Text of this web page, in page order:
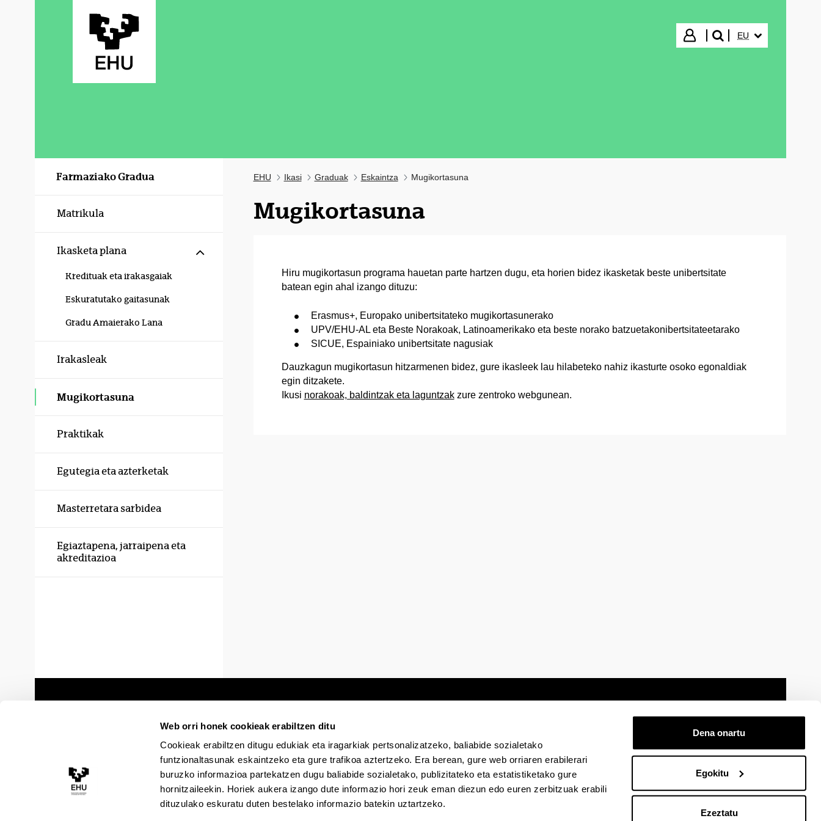
Web orri honek cookieak erabiltzen ditu
Cookieak erabiltzen ditugu edukiak eta iragarkiak pertsonalizatzeko, baliabide sozialetako
funtzionaltasunak eskaintzeko eta gure trafikoa aztertzeko. Era berean, gure web orriaren erabilerari
buruzko informazioa partekatzen dugu baliabide sozialetako, publizitateko eta estatistiketako gure
hornitzaileekin. Horiek aukera izango dute informazio hori zeuk eman diezun edo euren zerbitzuak erabili
dituzulako eskuratu duten bestelako informazio batekin uztartzeko.
Dena onartu
Egokitu
Ezeztatu
Hasi saioa
bilatu"
EU
Farmaziako Gradua
Matrikula
Ikasketa plana Erakutsi/izkutatu azpiorriak
Kredituak eta irakasgaiak
Eskuratutako gaitasunak
Gradu Amaierako Lana
Irakasleak
Mugikortasuna
Praktikak
Egutegia eta azterketak
Masterretara sarbidea
Egiaztapena, jarraipena eta
akreditazioa
EHU Ikasi Graduak Eskaintza Mugikortasuna
Mugikortasuna
Hiru mugikortasun programa hauetan parte hartzen dugu, eta horien bidez ikasketak beste unibertsitate
batean egin ahal izango dituzu:
Erasmus+, Europako unibertsitateko mugikortasunerako
UPV/EHU-AL eta Beste Norakoak, Latinoamerikako eta beste norako batzuetakonibertsitateetarako
SICUE, Espainiako unibertsitate nagusiak
Dauzkagun mugikortasun hitzarmenen bidez, gure ikasleek lau hilabeteko nahiz ikasturte osoko egonaldiak
egin ditzakete.
Ikusi norakoak, baldintzak eta laguntzakzure zentroko webgunean.
Egoitza elektronikoa Irisgarritasuna Lege oharra Laguntza Kontaktua
EHU Tiktok-enEHU Bluesky-nEHU Facebook-enEHU Linkedin-enEHU Instagram-enEHU Youtube-enEHU Vimeo-enEHU Flickr-en